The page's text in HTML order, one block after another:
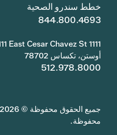
خطط سندرو الصحية
844.800.4693
1111 East Cesar Chavez St. 1111 East Cesar Chavez St.
أوستن، تكساس 78702
512.978.8000
محفوظة.